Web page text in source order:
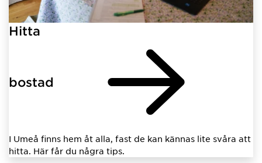
Hitta
bostad
I Umeå finns hem åt alla, fast de kan kännas lite svåra att
hitta. Här får du några tips.